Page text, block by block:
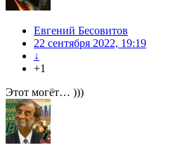
Евгений Бесовитов
22 сентября 2022, 19:19
↓
+1
Этот могёт… )))